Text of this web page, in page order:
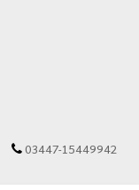
03447-15449942